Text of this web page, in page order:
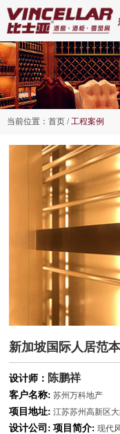
当前位置： 首页 /工程案例
新加坡国际人居范
设计师： 陈鹏祥
客户名称: 苏州万科地产
项目地址: 江苏苏州高新区
设计公司: 项目简介: 现代